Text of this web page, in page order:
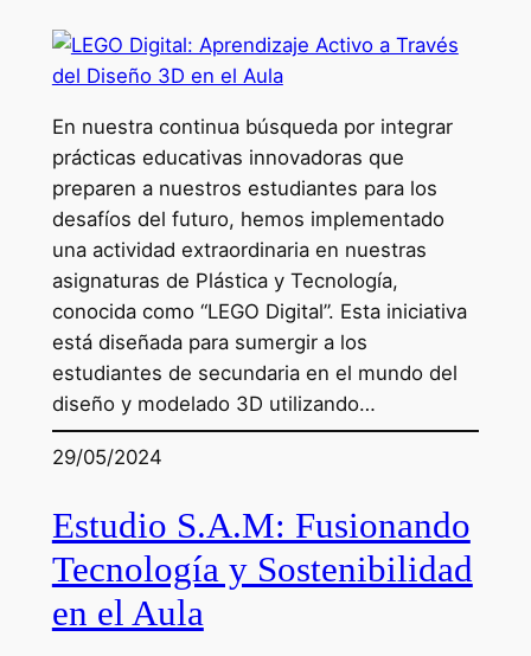
En nuestra continua búsqueda por integrar
prácticas educativas innovadoras que
preparen a nuestros estudiantes para los
desafíos del futuro, hemos implementado
una actividad extraordinaria en nuestras
asignaturas de Plástica y Tecnología,
conocida como “LEGO Digital”. Esta iniciativa
está diseñada para sumergir a los
estudiantes de secundaria en el mundo del
diseño y modelado 3D utilizando…
29/05/2024
Estudio S.A.M: Fusionando
Tecnología y Sostenibilidad
en el Aula